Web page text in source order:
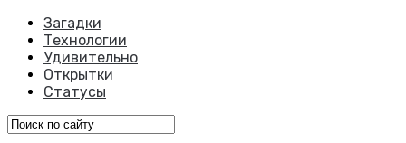
Загадки
Технологии
Удивительно
Открытки
Статусы